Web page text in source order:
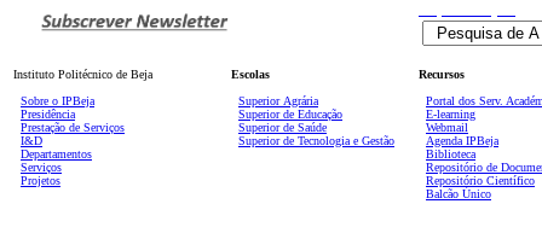
Instituto Politécnico de Beja
Sobre o IPBeja
Presidência
Prestação de Serviços
I&D
Departamentos
Serviços
Projetos
Escolas
Superior Agrária
Superior de Educação
Superior de Saúde
Superior de Tecnologia e Gestão
Recursos
Portal dos Serv.
E-learning
Webmail
Agenda IPBeja
Biblioteca
Repositório de
Repositório Científico
Balcão Único